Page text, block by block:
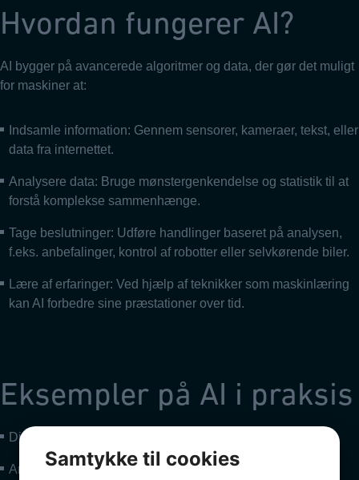
Hvordan fungerer AI?
AI bygger på avancerede algoritmer og data, der gør det muligt
for maskiner at:
Indsamle information: Gennem sensorer, kameraer, tekst, eller
data fra internettet.
Analysere data: Bruge mønstergenkendelse og statistik til at
forstå komplekse sammenhænge.
Tage beslutninger: Udføre handlinger baseret på analysen,
f.eks. anbefalinger, kontrol af robotter eller selvkørende biler.
Lære af erfaringer: Ved hjælp af teknikker som maskinlæring
kan AI forbedre sine præstationer over tid.
Eksempler på AI i praksis
Digital assistenter: Siri, Alexa og Google Assistant.
Anbefalingssystemer: Netflix anbefalinger, Amazon
Samtykke til cookies